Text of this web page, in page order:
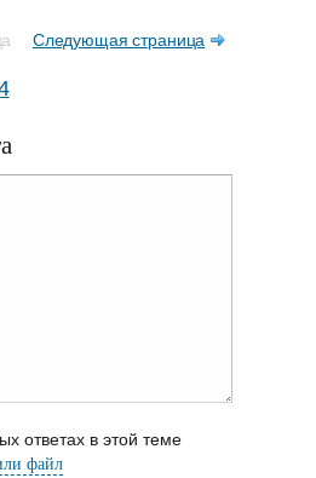
Следующая страница
ответах в этой теме
файл